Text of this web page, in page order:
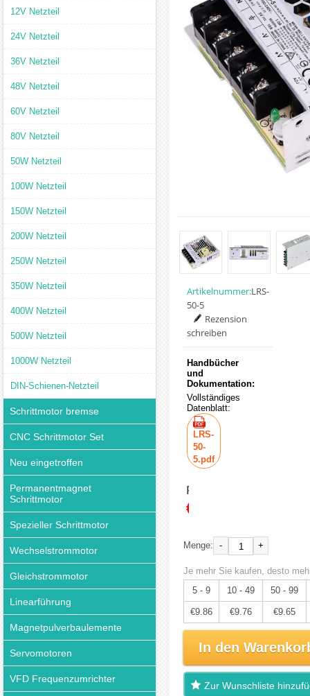
12V Netzteil
24V Netzteil
36V Netzteil
48V Netzteil
60V Netzteil
80V Netzteil
50W Netzteil
100W Netzteil
150W Netzteil
200W Netzteil
250W Netzteil
350W Netzteil
400W Netzteil
500W Netzteil
1000W Netzteil
DIN-Schienen-Netzteil
Schrittmotor bremse
CNC Schrittmotor Set
Neu eingetroffen
Permanentmagnet
Schrittmotor
Spezieller Schrittmotor
Wechselstrommotor
Gleichstrommotor
Linearführung
Magnetpulverbaulemente
Servomotoren
VFD Frequenzumrichter
Artikelnummer:LRS-
50-5
Rezension
schreiben
Handbücher
und
Dokumentation:
Vollständiges
Datenblatt:
LRS-
50-
5.pdf
Preis:
€10.38
Menge: - +
Je mehr Sie kaufen, desto
5 - 9
10 - 49 50 - 99
€9.86 €9.76 €9.65
In den
Zur Wunschliste